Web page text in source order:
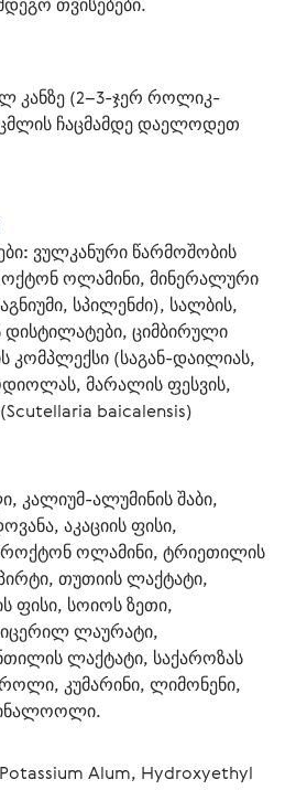
კანზე (2–3-ჯერ როლიკ-
ჩაცმამდე დაელოდეთ
ვულკანური წარმოშობის
ოლამინი, მინერალური
სპილენძი), სალბის,
დისტილატები, ციმბირული
კომპლექსი (საგან-დაილიას,
მარალის ფესვის,
baicalensis)
კალიუმ-ალუმინის შაბი,
აკაციის ფისი,
ოლამინი, ტრიეთილის
თუთიის ლაქტატი,
ფისი, სოიოს ზეთი,
ლაურატი,
ლაქტატი, საქაროზას
კუმარინი, ლიმონენი,
Alum, Hydroxyethyl